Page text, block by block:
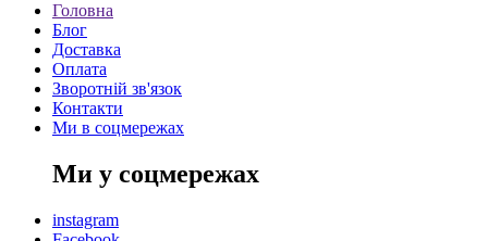
Головна
Блог
Доставка
Оплата
Зворотній зв'язок
Контакти
Ми в соцмережах
Ми у соцмережах
instagram